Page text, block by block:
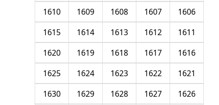
1606
1607
1608
1609
1610
1611
1612
1613
1614
1615
1616
1617
1618
1619
1620
1621
1622
1623
1624
1625
1626
1627
1628
1629
1630